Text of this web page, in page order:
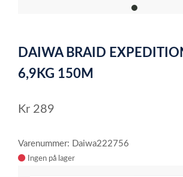
item
of
1
DAIWA BRAID
6,9KG 150M
Kr 289
Varenummer: Daiwa222756
Ingen på lager